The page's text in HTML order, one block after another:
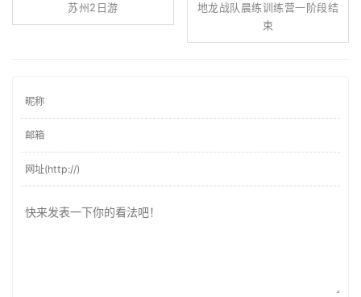
苏州2日游
地龙战队晨练训练营一阶段结
束